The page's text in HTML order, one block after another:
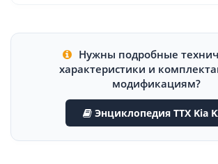
Нужны подробные
характеристики и
модификациям?
Энциклопедия ТТХ Kia